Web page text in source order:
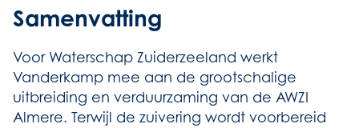
Samenvatting
Voor Waterschap Zuiderzeeland werkt
Vanderkamp mee aan de grootschalige
uitbreiding en verduurzaming van de AWZI
Almere. Terwijl de zuivering wordt voorbereid